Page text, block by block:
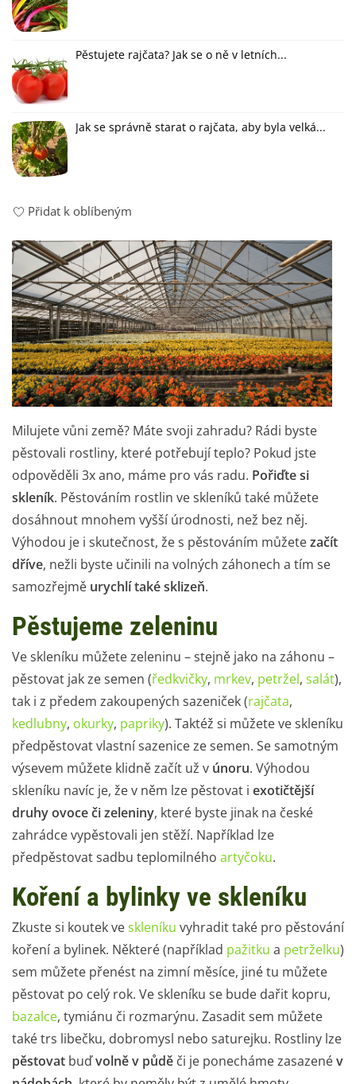
Pěstujete rajčata? Jak se o ně v letních...
Jak se správně starat o rajčata, aby byla velká...
Přidat k oblíbeným
Milujete vůni země? Máte svoji zahradu? Rádi byste
pěstovali rostliny, které potřebují teplo? Pokud jste
odpověděli 3x ano, máme pro vás radu. Pořiďte si
skleník. Pěstováním rostlin ve skleníků také můžete
dosáhnout mnohem vyšší úrodnosti, než bez něj.
Výhodou je i skutečnost, že s pěstováním můžetezačít
dříve, nežli byste učinili na volných záhonech a tím se
samozřejmě urychlí také sklizeň.
Pěstujeme zeleninu
Ve skleníku můžete zeleninu – stejně jako na záhonu –
pěstovat jak ze semen (ředkvičky, mrkev, petržel, salát),
tak i z předem zakoupených sazeniček (rajčata,
kedlubny, okurky, papriky). Taktéž si můžete ve skleníku
předpěstovat vlastní sazenice ze semen. Se samotným
výsevem můžete klidně začít už v únoru. Výhodou
skleníku navíc je, že v něm lze pěstovat i exotičtější
druhy ovoce či zeleniny, které byste jinak na české
zahrádce vypěstovali jen stěží. Například lze
předpěstovat sadbu teplomilného artyčoku.
Koření a bylinky ve skleníku
Zkuste si koutek veskleníku vyhradit také pro pěstování
koření a bylinek. Některé (například pažitku a petrželku)
sem můžete přenést na zimní měsíce, jiné tu můžete
pěstovat po celý rok. Ve skleníku se bude dařit kopru,
bazalce, tymiánu či rozmarýnu. Zasadit sem můžete
také trs libečku, dobromysl nebo saturejku. Rostliny lze
pěstovat buďvolně v půdě či je ponecháme zasazenév